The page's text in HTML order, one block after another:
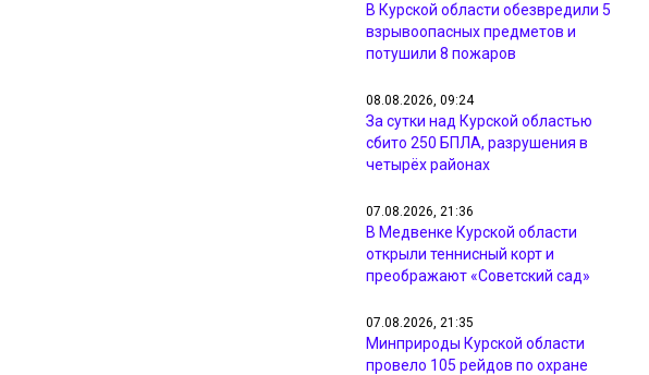
В Курской области обезвредили 5
взрывоопасных предметов и
потушили 8 пожаров
08.08.2026, 09:24
За сутки над Курской областью
сбито 250 БПЛА, разрушения в
четырёх районах
07.08.2026, 21:36
В Медвенке Курской области
открыли теннисный корт и
преображают «Советский сад»
07.08.2026, 21:35
Минприроды Курской области
провело 105 рейдов по охране